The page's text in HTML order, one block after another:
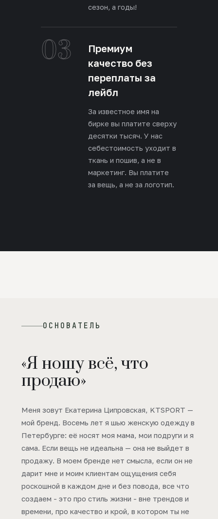
сезон, а годы!
03
Премиум
качество без
переплаты за
лейбл
За известное имя на
бирке вы платите сверху
десятки тысяч. У нас
себестоимость уходит в
ткань и пошив, а не в
маркетинг. Вы платите
за вещь, а не за логотип.
ОСНОВАТЕЛЬ
«Я ношу всё, что
продаю»
Меня зовут Екатерина Ципровская, KTSPORT —
мой бренд. Восемь лет я шью женскую одежду в
Петербурге: её носят моя мама, мои подруги и я
сама. Если вещь не идеальна — она не выйдет в
продажу. В моем бренде нет смысла, если он не
дарит мне и моим клиентам ощущения себя
роскошной в каждом дне и без повода, все что
создаем - это про стиль жизни - вне трендов и
времени, про качество и крой, в котором ты не